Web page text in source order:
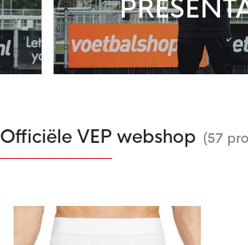
Officiële VEP webshop (57